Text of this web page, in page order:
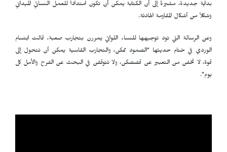
بداية جديدة، مشيرةً إلى أن الكتابة يمكن أن تكون امتداداً للعمل النسائي الميداني
وشكلاً من أشكال المقاومة الهادئة.
وعن الرسالة التي تود توجيهها للنساء اللواتي يمررن بتجارب صعبة، قالت ابتسام
الوردي في ختام حديثها "الصمود ممكن، والتجارب القاسية يمكن أن تتحول إلى
قوة، لا تخفن من التعبير عن قصصكن، ولا تتوقفن في البحث عن الفرح والأمل كل
يوم".